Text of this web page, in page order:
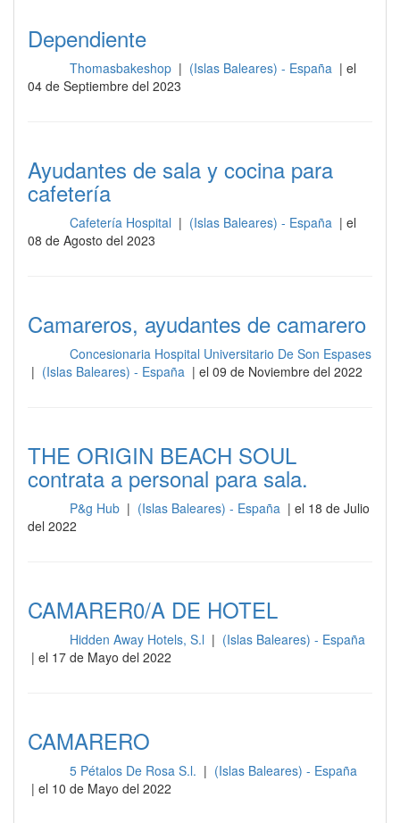
Dependiente
Thomasbakeshop | (Islas Baleares) - España | el
04 de Septiembre del 2023
Ayudantes de sala y cocina para
cafetería
Cafetería Hospital | (Islas Baleares) - España | el
08 de Agosto del 2023
Camareros, ayudantes de camarero
Concesionaria Hospital Universitario De Son Espases
| (Islas Baleares) - España | el 09 de Noviembre del 2022
THE ORIGIN BEACH SOUL
contrata a personal para sala.
P&g Hub | (Islas Baleares) - España | el 18 de Julio
del 2022
CAMARER0/A DE HOTEL
Hidden Away Hotels, S.l | (Islas Baleares) - España
| el 17 de Mayo del 2022
CAMARERO
5 Pétalos De Rosa S.l. | (Islas Baleares) - España
| el 10 de Mayo del 2022